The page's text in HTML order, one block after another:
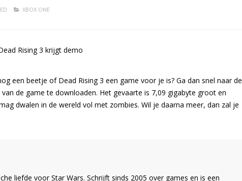
XBOX ONE
een beetje of Dead Rising 3 een game voor je is? Ga dan snel naar de
de game te downloaden. Het gevaarte is 7,09 gigabyte groot en
dwalen in de wereld vol met zombies. Wil je daarna meer, dan zal je
liefde voor Star Wars. Schrijft sinds 2005 over games en is een